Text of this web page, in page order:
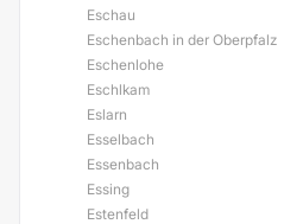
Eschau
Eschenbach in der Oberpfalz
Eschenlohe
Eschlkam
Eslarn
Esselbach
Essenbach
Essing
Estenfeld